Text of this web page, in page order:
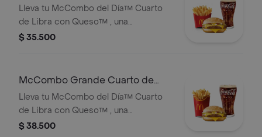
Libra con Queso
Lleva tu McCombo del Día™ Cuarto
de Libra con Queso™ , una
hamburguesa con jugosa carne de
tomate y mostaza, en pan dorado con
medianas y bebida mediana a
elección.
$ 35.500
McCombo Grande Cuarto de
Libra con Queso
Lleva tu McCombo del Día™ Cuarto
de Libra con Queso™ , una
hamburguesa con jugosa carne de
$ 38.500